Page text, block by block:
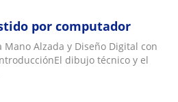
por computador
Mano Alzada y Diseño Digital con
dibujo técnico y el